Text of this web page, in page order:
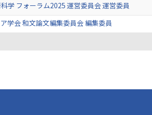
学 フォーラム2025 運営委員会 運営委員
学会 和文論文編集委員会 編集委員